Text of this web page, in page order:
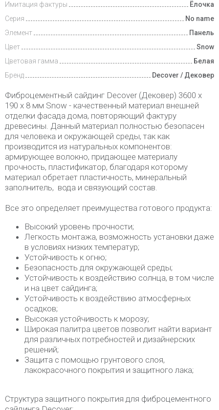
Имитация фактуры
Ёлочка
Серия
No name
Элемент
Панель
Цвет
Snow
Цветовая гамма
Белая
Бренд
Decover / Дековер
Фиброцементный сайдинг Decover (Дековер) 3600 x
190 x 8 мм Snow - качественный материал внешней
отделки фасада дома, повторяющий фактуру
древесины. Данный материал полностью безопасен
для человека и окружающей среды, так как
производится из натуральных компонентов:
армирующее волокно, придающее материалу
прочность, пластификатор, благодаря которому
материал обретает пластичность, минеральный
заполнитель, вода и связующий состав.
Все это определяет преимущества готового продукта:
Высокий уровень прочности;
Легкость монтажа, возможность установки даже
в условиях низких температур;
Устойчивость к огню;
Безопасность для окружающей среды;
Устойчивость к воздействию солнца, в том числе
и на цвет сайдинга;
Устойчивость к воздействию атмосферных
осадков;
Высокая устойчивость к морозу;
Широкая палитра цветов позволит найти вариант
для различных потребностей и дизайнерских
решений;
Защита с помощью грунтового слоя,
лакокрасочного покрытия и защитного лака;
Структура защитного покрытия для фиброцементного